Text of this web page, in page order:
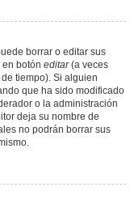
borrar o editar sus
botón editar(a veces
tiempo). Si alguien
que ha sido modificado
o la administración
deja su nombre de
no podrán borrar sus